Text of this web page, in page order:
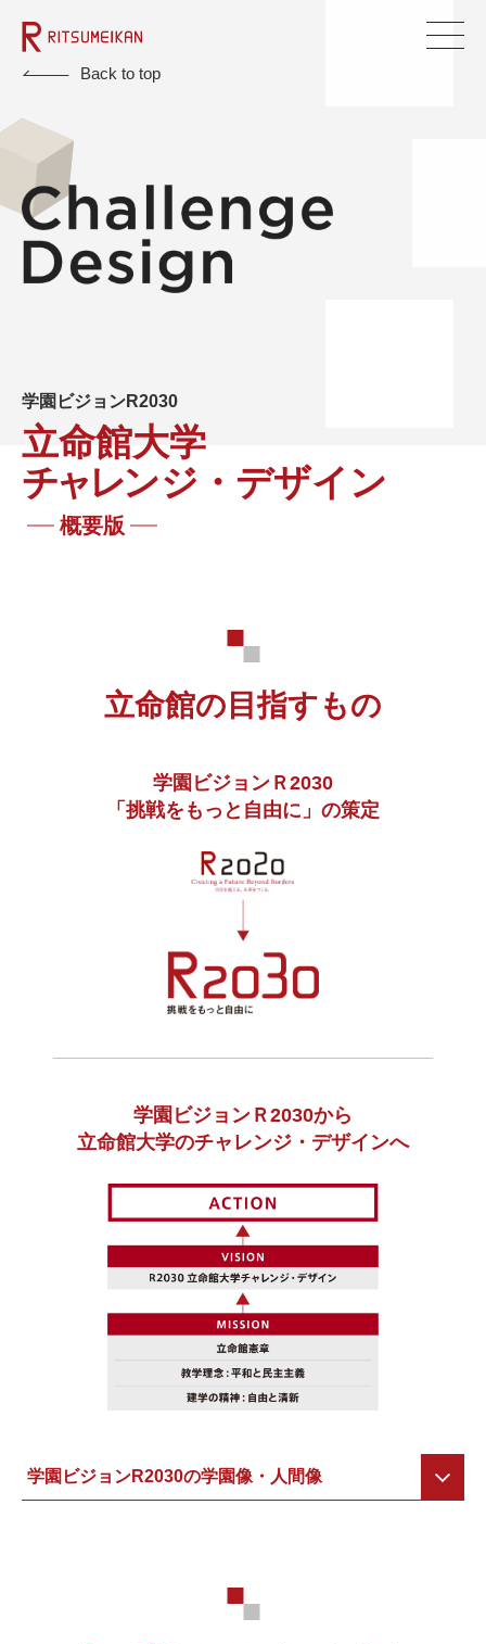
Back to top
学園ビジョンR2030
⽴命館⼤学
チャレンジ・デザイン
概要版
⽴命館の⽬指すもの
学園ビジョンＲ2030
「挑戦をもっと⾃由に」の策定
学園ビジョンＲ2030から
⽴命館⼤学のチャレンジ・デザインへ
学園ビジョンR2030の学園像・人間像